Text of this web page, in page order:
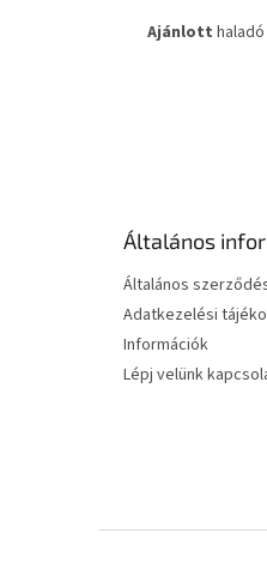
Ajánlott
Általános
Általános
Adatkezelési
Információk
Lépj velünk